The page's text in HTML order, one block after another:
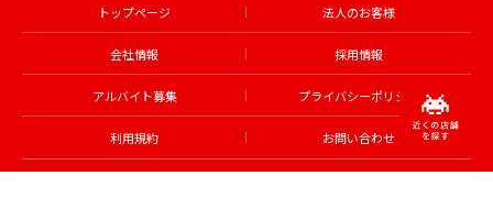
トップページ 法人のお客様
会社情報 採用情報
アルバイト募集 プライバシーポリシー
利用規約 お問い合わせ